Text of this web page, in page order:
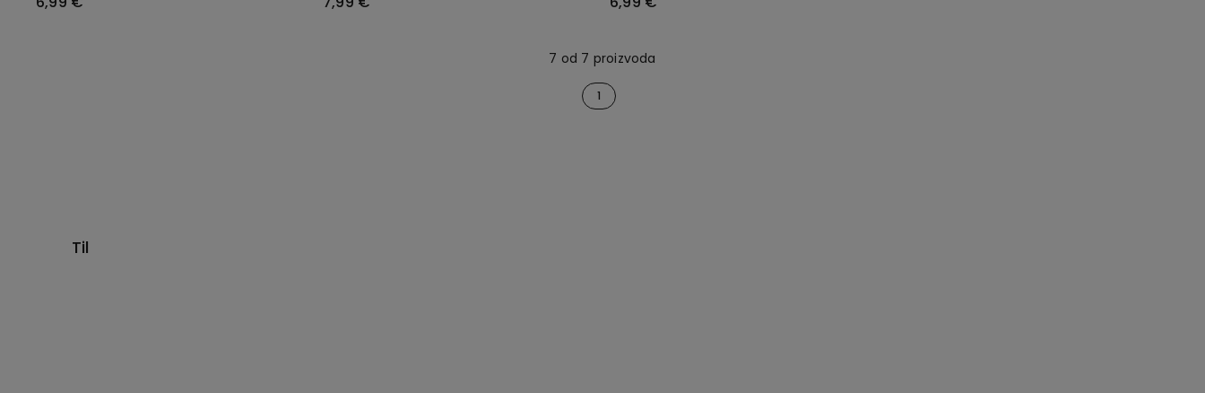
7 od 7 proizvoda
1
Til